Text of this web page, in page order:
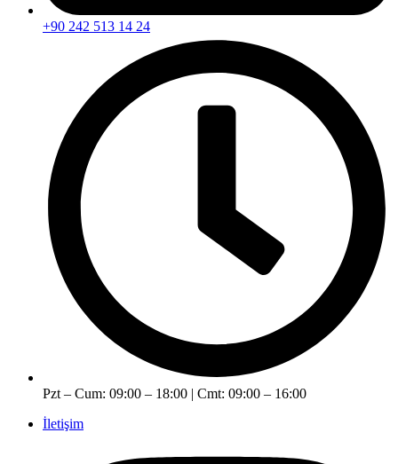
+90 242 513 14 24
Pzt – Cum: 09:00 – 18:00 | Cmt: 09:00 – 16:00
İletişim